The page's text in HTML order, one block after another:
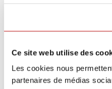
Ce site web utilise des
Les cookies nous
partenaires de médias